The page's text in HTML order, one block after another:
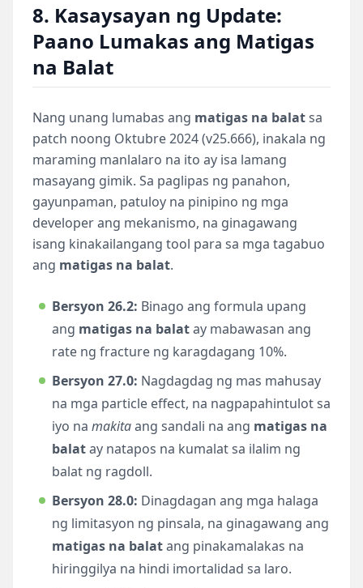
8. Kasaysayan ng Update:
Paano Lumakas ang Matigas
na Balat
Nang unang lumabas ang matigas na balatsa
patch noong Oktubre 2024 (v25.666), inakala ng
maraming manlalaro na ito ay isa lamang
masayang gimik. Sa paglipas ng panahon,
gayunpaman, patuloy na pinipino ng mga
developer ang mekanismo, na ginagawang
isang kinakailangang tool para sa mga tagabuo
ang matigas na balat.
Bersyon 26.2: Binago ang formula upang
ang matigas na balatay mabawasan ang
rate ng fracture ng karagdagang 10%.
Bersyon 27.0: Nagdagdag ng mas mahusay
na mga particle effect, na nagpapahintulot sa
iyo na makitaang sandali na ang matigas na
balatay natapos na kumalat sa ilalim ng
balat ng ragdoll.
Bersyon 28.0: Dinagdagan ang mga halaga
ng limitasyon ng pinsala, na ginagawang ang
matigas na balatang pinakamalakas na
hiringgilya na hindi imortalidad sa laro.